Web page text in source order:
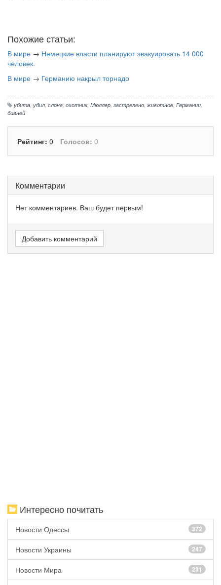
Похожие статьи:
В мире → Немецкие власти планируют эвакуировать 14 000
человек.
В мире → Германию накрыл торнадо
убита убил слона охотник, Мюллер застрелено животное Германии
бивней
Рейтинг: 0 Голосов: 0
Комментарии
Нет комментариев. Ваш будет первым!
Добавить комментарий
Интересно почитать
Новости Одессы 372
Новости Украины 247
Новости Мира 231